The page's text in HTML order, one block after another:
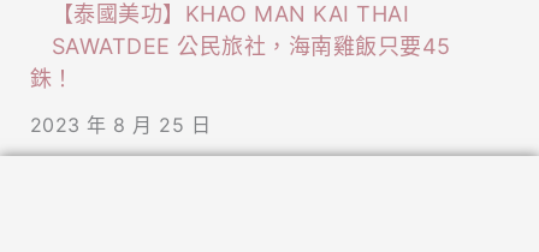
【泰國美功】KHAO MAN KAI THAI
SAWATDEE 公民旅社，海南雞飯只要45
銖！
2023 年 8 月 25 日